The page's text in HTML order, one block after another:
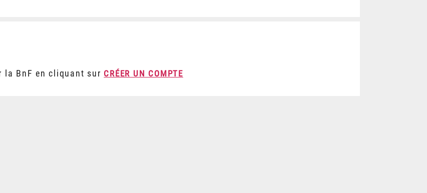
la BnF en cliquant sur CRÉER UN COMPTE